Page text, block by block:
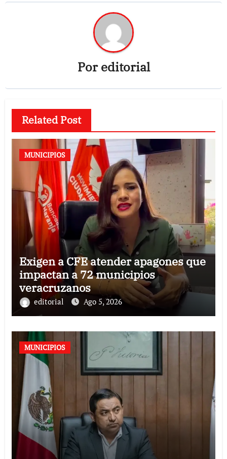
Poreditorial
Related Post
MUNICIPIOS
Exigen a CFE atender apagones que
impactan a 72 municipios
veracruzanos
editorial Ago 5, 2026
MUNICIPIOS